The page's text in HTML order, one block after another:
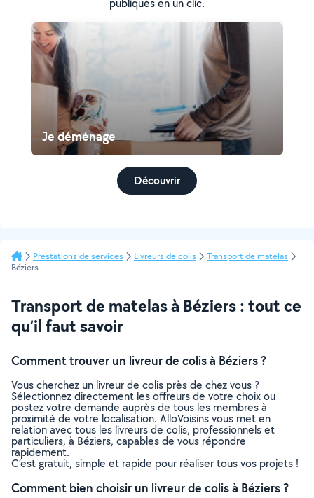
publiques en un clic.
Je déménage
Découvrir
Prestations de services Livreurs de colis
Transport de matelas
Béziers
Transport de matelas à Béziers : tout ce
qu’il faut savoir
Comment trouver un livreur de colis à Béziers ?
Vous cherchez un livreur de colis près de chez vous ?
Sélectionnez directement les offreurs de votre choix ou
postez votre demande auprès de tous les membres à
proximité de votre localisation. AlloVoisins vous met en
relation avec tous les livreurs de colis, professionnels et
particuliers, à Béziers, capables de vous répondre
rapidement.
C’est gratuit, simple et rapide pour réaliser tous vos projets !
Comment bien choisir un livreur de colis à Béziers ?